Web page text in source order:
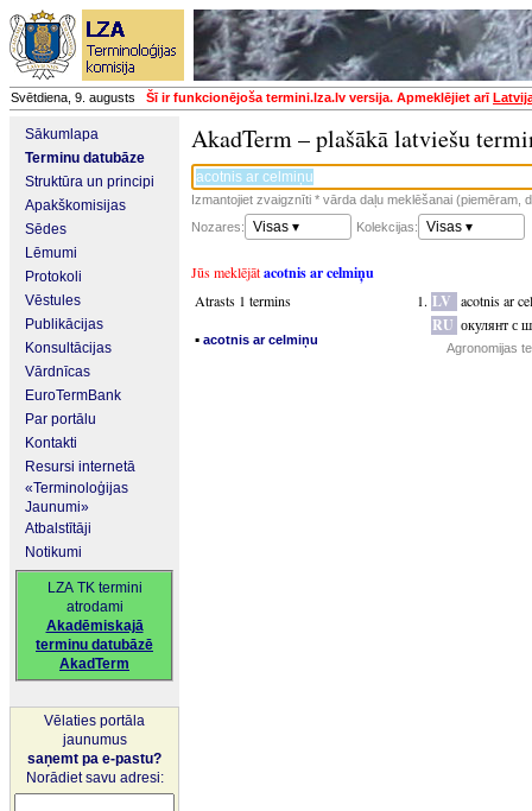
Svētdiena, 9. augusts Šī ir funkcionējoša termini.lza.lv versija. Apmeklējiet arī
Sākumlapa
Terminu datubāze
Struktūra un principi
Apakškomisijas
Sēdes
Lēmumi
Protokoli
Vēstules
Publikācijas
Konsultācijas
Vārdnīcas
EuroTermBank
Par portālu
Kontakti
Resursi internetā
«Terminoloģijas
Jaunumi»
Atbalstītāji
Notikumi
LZA TK termini
atrodami
Akadēmiskajā
terminu datubāzē
AkadTerm
Vēlaties portāla
jaunumus
saņemt pa e-pastu?
Norādiet savu adresi:
AkadTerm – plašākā latviešu
Izmantojiet zvaigznīti * vārda daļu meklēšanai (piemēram,
Nozares:
Visas ▾ Kolekcijas: Visas ▾
Jūs meklējātacotnis ar celmiņu
Atrasts 1 termins
▪ acotnis ar celmiņu
LV acotnis ar
RU окулянт с
Agronomijas